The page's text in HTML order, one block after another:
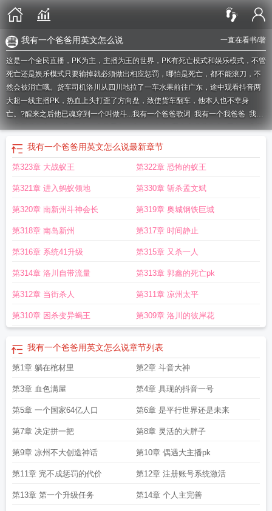
一直在看书/著
我有一个爸爸用英文怎么说
这是一个全民直播，PK为主，主播为王的世界，PK有死亡模式和娱乐模式，不管
死亡还是娱乐模式只要输掉就必须做出相应惩罚，哪怕是死亡，都不能滚刀，不
然会被消亡哦。货车司机洛川从四川地拉了一车水果前往广东，途中观看抖音两
大超一线主播PK，热血上头打歪了方向盘，致使货车翻车，他本人也不幸身
亡。?醒来之后他已魂穿到一个叫做斗...我有一个爸爸歌词 我有一个我爸爸 我有
一个爸爸作文400字我有一个爸我有一个妈的歌名我有个爸爸作文我有一个爸
爸爸爸我有一个爸爸作文300字 作文我有一个爸爸
词 我有一个爸爸用英文怎么说
个爸爸用英语怎么说
我有一个老爸爸什么歌儿歌我有一个好爸爸
是什么歌
我有一个的爸爸 我有我爸段子抖音 我有一个爸爸用英语怎么写?
一个小爸爸我有一个爸爸的作文 我有一个爸我有一个妈我有一个爸爸儿歌歌
我有一个爸爸用英文怎么说最新章节
第323章 大战蚁王 第322章 恐怖的蚁王
第321章 进入蚂蚁领地 第330章 斩杀孟文斌
第320章 南新州斗神会长 第319章 奥城钢铁巨城
第318章 南岛新州 第317章 时间静止
第316章 系统41升级 第315章 又杀一人
第314章 洛川自带流量 第313章 郭鑫的死亡pk
第312章 当街杀人 第311章 凉州太平
第310章 困杀变异蝎王 第309章 洛川的彼岸花
我有一个爸爸用英文怎么说章节列表
第1章 躺在棺材里 第2章 斗音大神
第3章 血色满屋 第4章 具现的抖音一号
第5章 一个国家64亿人口 第6章 是平行世界还是未来
第7章 决定拼一把 第8章 灵活的大胖子
第9章 凉州不大创造神话 第10章 偶遇大主播pk
第11章 完不成惩罚的代价 第12章 注册账号系统激活
第13章 第一个升级任务 第14章 个人主完善